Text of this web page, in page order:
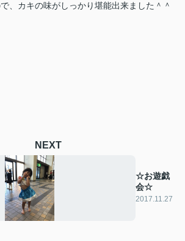
、カキの味がしっかり堪能出来ました＾＾
NEXT
☆お遊戯
会☆
2017.11.27